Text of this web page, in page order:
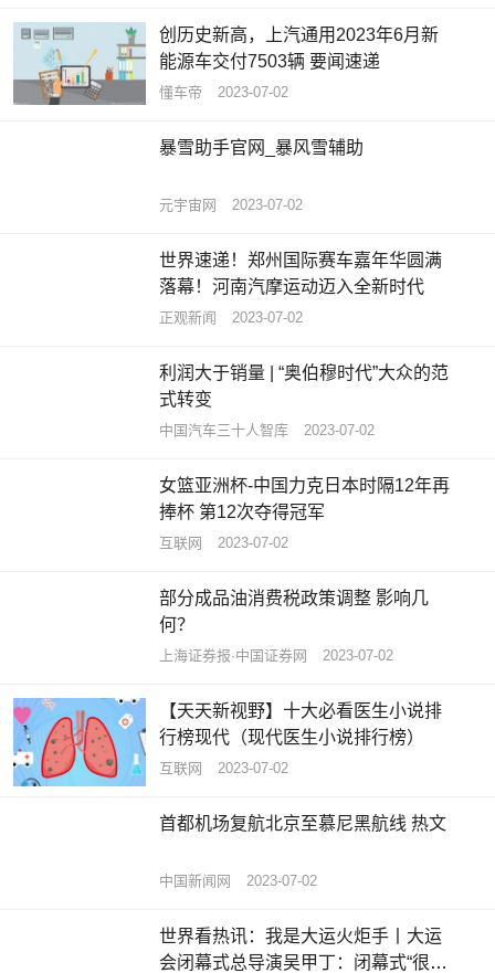
创历史新高，上汽通用2023年6月新
能源车交付7503辆 要闻速递
懂车帝 2023-07-02
暴雪助手官网_暴风雪辅助
元宇宙网 2023-07-02
世界速递！郑州国际赛车嘉年华圆满
落幕！河南汽摩运动迈入全新时代
正观新闻 2023-07-02
利润大于销量 | “奥伯穆时代”大众的范
式转变
中国汽车三十人智库 2023-07-02
女篮亚洲杯-中国力克日本时隔12年再
捧杯 第12次夺得冠军
互联网 2023-07-02
部分成品油消费税政策调整 影响几
何？
上海证券报·中国证券网 2023-07-02
【天天新视野】十大必看医生小说排
行榜现代（现代医生小说排行榜）
互联网 2023-07-02
首都机场复航北京至慕尼黑航线 热文
中国新闻网 2023-07-02
世界看热讯：我是大运火炬手丨大运
会闭幕式总导演吴甲丁：闭幕式“很成